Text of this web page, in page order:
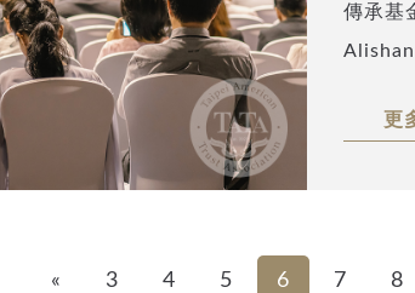
傳承基
託規更
« 3 4 5 6 7 8